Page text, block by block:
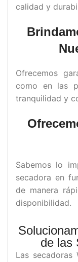
calidad y
Ofrecemos
como en las
tranquilidad y
Sabemos lo
secadora en
de manera
disponibilidad.
de las
Las secadoras